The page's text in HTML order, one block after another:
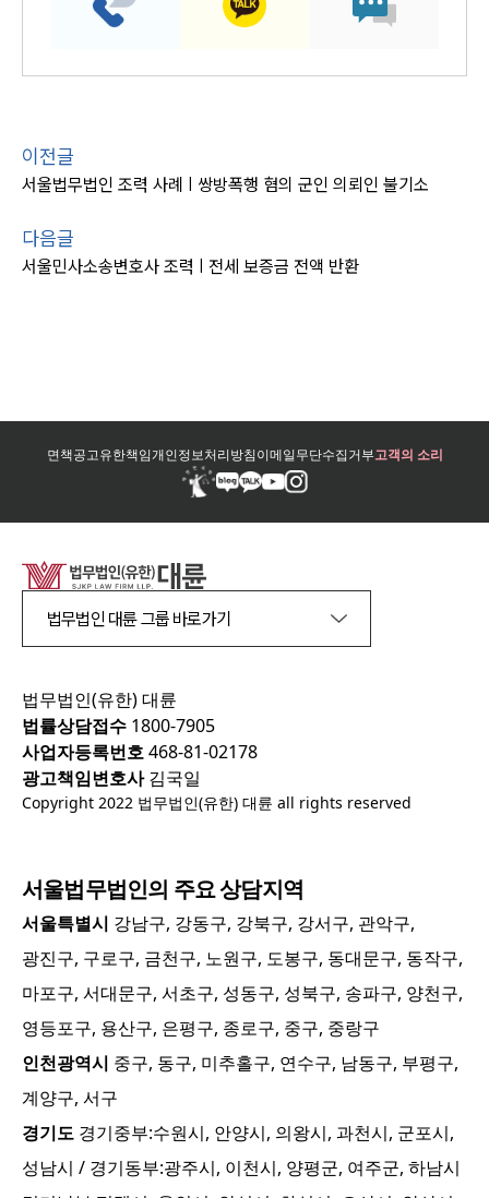
이전글
서울법무법인 조력 사례 | 쌍방폭행 혐의 군인 의뢰인 불기소
다음글
서울민사소송변호사 조력 | 전세 보증금 전액 반환
면책공고유한책임개인정보처리방침이메일무단수집거부고객의 소리
법무법인 대륜 그룹 바로가기
법무법인(유한) 대륜
법률상담접수 1800-7905
사업자등록번호468-81-02178
광고책임변호사김국일
Copyright 2022 법무법인(유한) 대륜 all rights reserved
서울법무법인의 주요 상담지역
서울특별시 강남구, 강동구, 강북구, 강서구, 관악구,
광진구, 구로구, 금천구, 노원구, 도봉구, 동대문구, 동작구,
마포구, 서대문구, 서초구, 성동구, 성북구, 송파구, 양천구,
영등포구, 용산구, 은평구, 종로구, 중구, 중랑구
인천광역시 중구, 동구, 미추홀구, 연수구, 남동구, 부평구,
계양구, 서구
경기도 경기중부:수원시, 안양시, 의왕시, 과천시, 군포시,
성남시 / 경기동부:광주시, 이천시, 양평군, 여주군, 하남시